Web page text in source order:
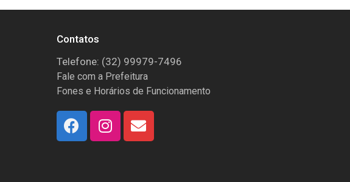
Contatos
Telefone: (32) 99979-7496
Fale com a Prefeitura
Fones e Horários de Funcionamento